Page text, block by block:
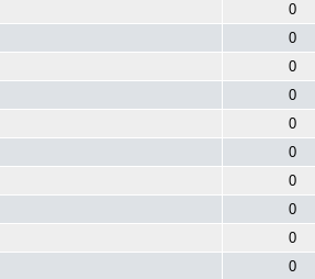
0
0
0
0
0
0
0
0
0
0